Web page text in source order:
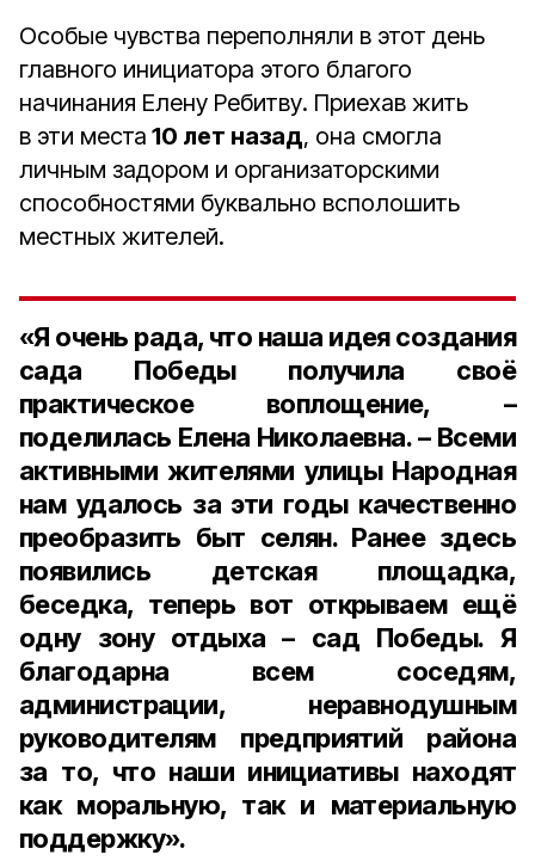
Особые чувства переполняли в этот день
главного инициатора этого благого
начинания Елену Ребитву. Приехав жить
в эти места 10 лет назад, она смогла
личным задором и организаторскими
способностями буквально всполошить
местных жителей.
«Я очень рада, что наша идея создания
сада Победы получила своё
практическое воплощение, –
поделилась Елена Николаевна. – Всеми
активными жителями улицы Народная
нам удалось за эти годы качественно
преобразить быт селян. Ранее здесь
появились детская площадка,
беседка, теперь вот открываем ещё
одну зону отдыха – сад Победы. Я
благодарна всем соседям,
администрации, неравнодушным
руководителям предприятий района
за то, что наши инициативы находят
как моральную, так и материальную
поддержку».